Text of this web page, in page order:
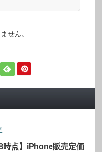
せん。
時点】iPhone販売定価